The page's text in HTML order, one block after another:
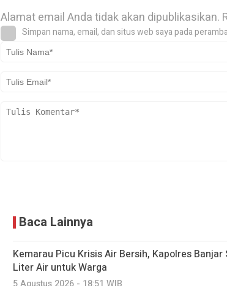
Alamat email Anda tidak akan dipublikasikan.
Simpan nama, email, dan situs web saya pada
Baca Lainnya
Kemarau Picu Krisis Air Bersih, Kapolres Banjar
Liter Air untuk Warga